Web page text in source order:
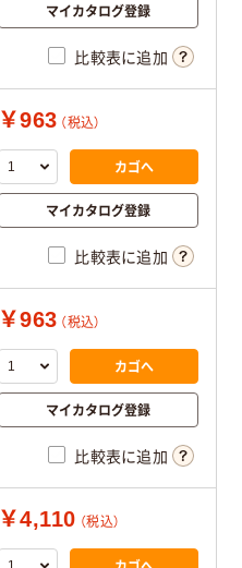
マイカタログ登録
比較表に追加
￥963 （税込）
カゴへ
マイカタログ登録
比較表に追加
￥963 （税込）
カゴへ
マイカタログ登録
比較表に追加
￥4,110 （税込）